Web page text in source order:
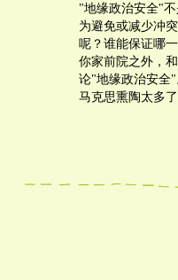
"地缘政治安全"
为避免或减少冲
呢？谁能保证哪
你家前院之外，
论"地缘政治安全
马克思熏陶太多了